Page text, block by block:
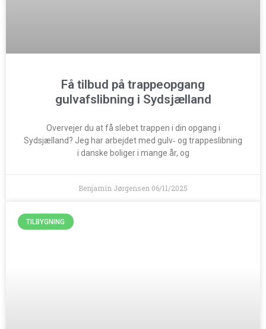
Få tilbud på trappeopgang
gulvafslibning i Sydsjælland
Overvejer du at få slebet trappen i din opgang i
Sydsjælland? Jeg har arbejdet med gulv‑ og trappeslibning
i danske boliger i mange år, og
Benjamin Jørgensen 06/11/2025
TILBYGNING